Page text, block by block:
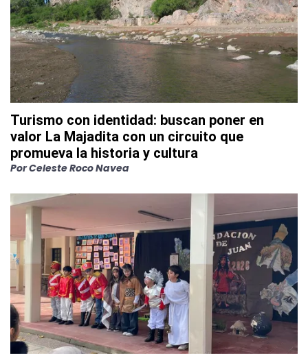
Turismo con identidad: buscan poner en
valor La Majadita con un circuito que
promueva la historia y cultura
PorCeleste Roco Navea